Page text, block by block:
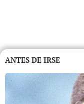
ANTES DE IRSE